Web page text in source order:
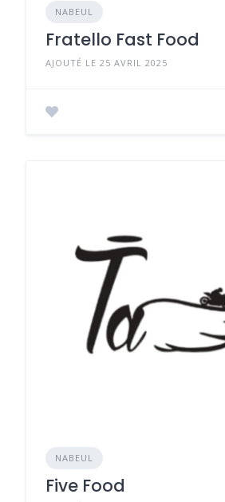
NABEUL
​Fratello Fast Food
AJOUTÉ LE 25 AVRIL 2025
NABEUL
Five Food